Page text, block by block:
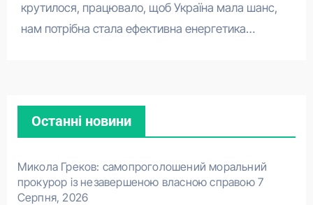
крутилося, працювало, щоб Україна мала шанс,
нам потрібна стала ефективна енергетика…
Останні новини
Микола Греков: самопроголошений моральний
прокурор із незавершеною власною справою 7
Серпня, 2026